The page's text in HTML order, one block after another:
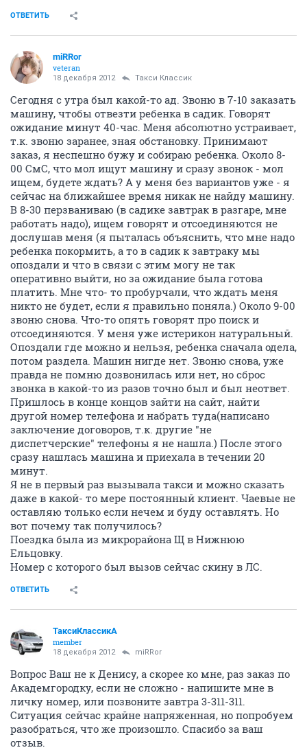
ОТВЕТИТЬ
miRRor
veteran
18 декабря 2012 Такси Классик
Сегодня с утра был какой-то ад. Звоню в 7-10 заказать
машину, чтобы отвезти ребенка в садик. Говорят
ожидание минут 40-час. Меня абсолютно устраивает,
т.к. звоню заранее, зная обстановку. Принимают
заказ, я неспешно бужу и собираю ребенка. Около 8-
00 СмС, что мол ищут машину и сразу звонок - мол
ищем, будете ждать? А у меня без вариантов уже - я
сейчас на ближайшее время никак не найду машину.
В 8-30 перзваниваю (в садике завтрак в разгаре, мне
работать надо), ищем говорят и отсоединяются не
дослушав меня (я пыталась объяснить, что мне надо
ребенка покормить, а то в садик к завтраку мы
опоздали и что в связи с этим могу не так
оперативно выйти, но за ожидание была готова
платить. Мне что- то пробурчали, что ждать меня
никто не будет, если я правильно поняла.) Около 9-00
звоню снова. Что-то опять говорят про поиск и
отсоединяются. У меня уже истерикон натуральный.
Опоздали где можно и нельзя, ребенка сначала одела,
потом раздела. Машин нигде нет. Звоню снова, уже
правда не помню дозвонилась или нет, но сброс
звонка в какой-то из разов точно был и был неответ.
Пришлось в конце концов зайти на сайт, найти
другой номер телефона и набрать туда(написано
заключение договоров, т.к. другие "не
диспетчерские" телефоны я не нашла.) После этого
сразу нашлась машина и приехала в течении 20
минут.
Я не в первый раз вызывала такси и можно сказать
даже в какой- то мере постоянный клиент. Чаевые не
оставляю только если нечем и буду оставлять. Но
вот почему так получилось?
Поездка была из микрорайона Щ в Нижнюю
Ельцовку.
Номер с которого был вызов сейчас скину в ЛС.
ОТВЕТИТЬ
ТаксиКлассикА
member
18 декабря 2012 miRRor
Вопрос Ваш не к Денису, а скорее ко мне, раз заказ по
Академгородку, если не сложно - напишите мне в
личку номер, или позвоните завтра 3-311-311.
Ситуация сейчас крайне напряженная, но попробуем
разобраться, что же произошло. Спасибо за ваш
отзыв.